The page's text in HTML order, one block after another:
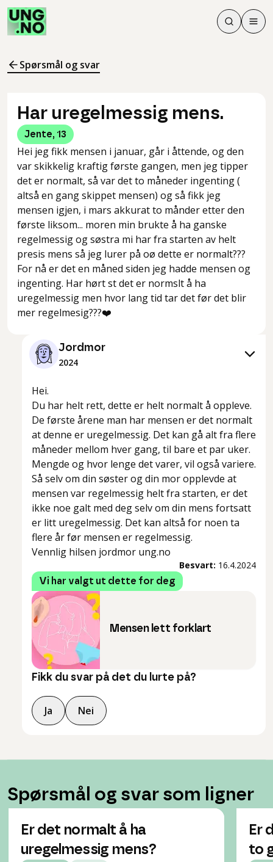
Søk
Søk
Meny
Spørsmål og svar
Har uregelmessig mens.
Jente, 13
Hei jeg fikk mensen i januar, går i åttende, og den
var skikkelig kraftig første gangen, men jeg tipper
det er normalt, så var det to måneder ingenting (
altså en gang skippet mensen) og så fikk jeg
mensen igjen, i mars akkurat to månder etter den
første liksom... moren min brukte å ha ganske
regelmessig og søstra mi har fra starten av helt
presis mens så jeg lurer på oø dette er normalt???
For nå er det en måned siden jeg hadde mensen og
ingenting. Har hørt st det er normslt å ha
uregelmessig men hvor lang tid tar det før det blir
mer regelmesig???❤️
Jordmor
2024
Hei.
Du har helt rett, dette er helt normalt å oppleve.
De første årene man har mensen er det normalt
at denne er uregelmessig. Det kan gå alt fra flere
måneder mellom hver gang, til bare et par uker.
Mengde og hvor lenge det varer, vil også variere.
Så selv om din søster og din mor opplevde at
mensen var regelmessig helt fra starten, er det
ikke noe galt med deg selv om din mens fortsatt
er litt uregelmessig. Det kan altså for noen ta
flere år før mensen er regelmessig.
Vennlig hilsen jordmor ung.no
Besvart: 16.4.2024
Vi har valgt ut dette for deg
Mensen lett forklart
Fikk du svar på det du lurte på?
Ja Nei
Spørsmål og svar som ligner
Er det normalt å ha
uregelmessig mens?
Er
to